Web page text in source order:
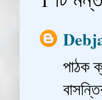
পাঠক